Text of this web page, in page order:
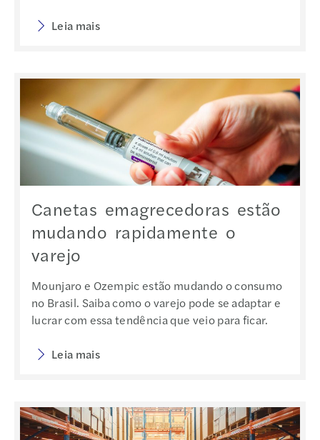
Leia mais
Canetas emagrecedoras estão
mudando rapidamente o
varejo
Mounjaro e Ozempic estão mudando o consumo
no Brasil. Saiba como o varejo pode se adaptar e
lucrar com essa tendência que veio para ficar.
Leia mais